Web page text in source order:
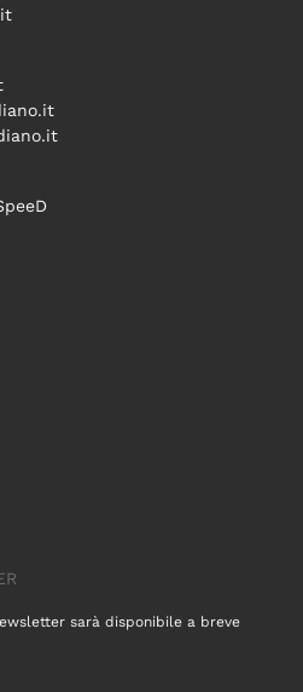
sarà disponibile a breve